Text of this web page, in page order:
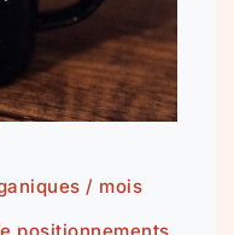
/ mois
positionnements